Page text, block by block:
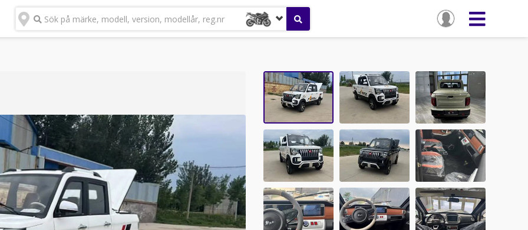
Sök på märke, modell, version, modellår, reg.nr